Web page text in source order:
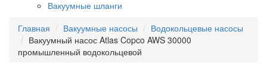
Вакуумные шланги
Главная
Вакуумные насосы
Водокольцевые насосы
Вакуумный насос Atlas Copco AWS 30000
промышленный водокольцевой